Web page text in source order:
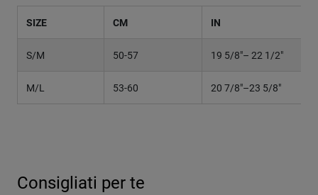
SIZE CM IN
S/M 50-57 19 5/8"– 22 1/2"
M/L 53-60 20 7/8"–23 5/8"
Consigliati per te